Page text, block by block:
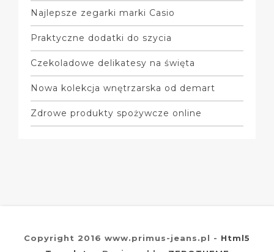
Najlepsze zegarki marki Casio
Praktyczne dodatki do szycia
Czekoladowe delikatesy na święta
Nowa kolekcja wnętrzarska od demart
Zdrowe produkty spożywcze online
Copyright 2016 www.primus-jeans.pl - Html5